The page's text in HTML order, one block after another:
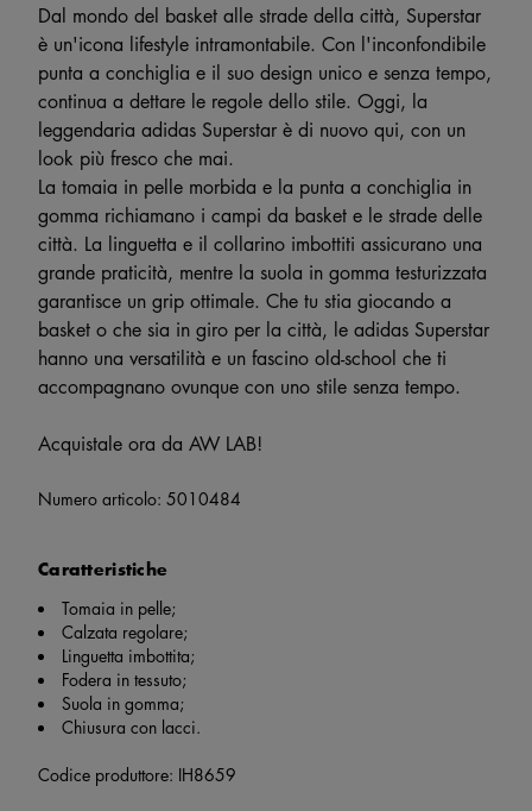
Dal mondo del basket alle strade della città, Superstar
è un'icona lifestyle intramontabile. Con l'inconfondibile
punta a conchiglia e il suo design unico e senza tempo,
continua a dettare le regole dello stile. Oggi, la
leggendaria adidas Superstar è di nuovo qui, con un
look più fresco che mai.
La tomaia in pelle morbida e la punta a conchiglia in
gomma richiamano i campi da basket e le strade delle
città. La linguetta e il collarino imbottiti assicurano una
grande praticità, mentre la suola in gomma testurizzata
garantisce un grip ottimale. Che tu stia giocando a
basket o che sia in giro per la città, le adidas Superstar
hanno una versatilità e un fascino old-school che ti
accompagnano ovunque con uno stile senza tempo.
Acquistale ora da AW LAB!
Numero articolo: 5010484
Caratteristiche
Tomaia in pelle;
Calzata regolare;
Linguetta imbottita;
Fodera in tessuto;
Suola in gomma;
Chiusura con lacci.
Codice produttore: IH8659